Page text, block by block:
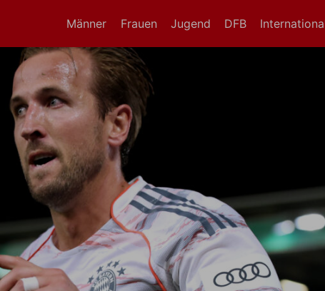
Männer Frauen Jugend DFB